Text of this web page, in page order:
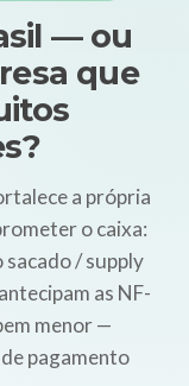
— ou
que
a própria
o caixa:
sacado / supply
as NF-
menor —
pagamento